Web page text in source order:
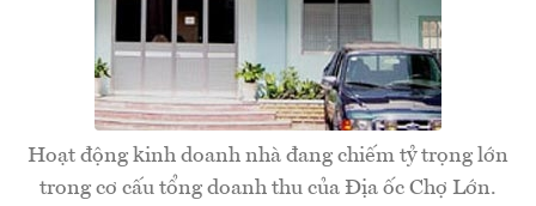
Hoạt động kinh doanh nhà đang chiếm tỷ trọng lớn
trong cơ cấu tổng doanh thu của Địa ốc Chợ Lớn.